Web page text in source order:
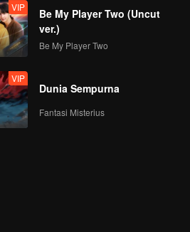
Love...
VIP
Be My Player Two (Uncut
ver.)
Be My Player Two
VIP
Dunia Sempurna
Fantasi Misterius